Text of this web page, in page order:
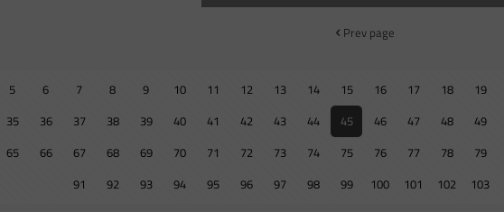
Prev page
5 6 7 8 9 10 11 12 13 14 15 16 17 18 19
35 36 37 38 39 40 41 42 43 44 45 46 47 48 49
65 66 67 68 69 70 71 72 73 74 75 76 77 78 79
91
92 93 94 95 96 97 98 99 100 101 102 103